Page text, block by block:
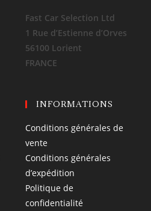
Fast Car Selection Ltd
1 Rue d’Estienne d’Orves
56100 Lorient
FRANCE
INFORMATIONS
Conditions générales de
vente
Conditions générales
d’expédition
Politique de
confidentialité